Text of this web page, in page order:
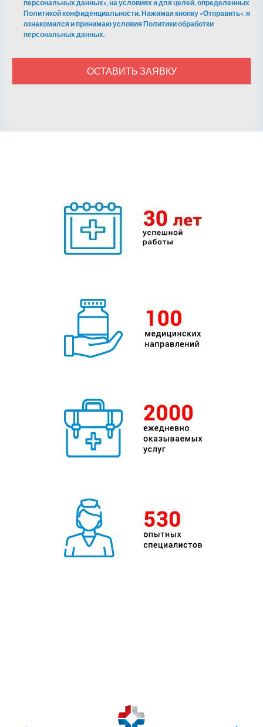
персональных данных», на условиях и для целей, определенных
Политикой конфиденциальности. Нажимая кнопку «Отправить», я
ознакомился и принимаю условия Политики обработки
персональных данных.
ОСТАВИТЬ ЗАЯВКУ